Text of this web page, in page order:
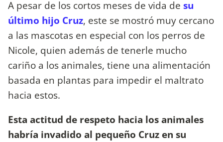
A pesar de los cortos meses de vida de su
último hijo Cruz, este se mostró muy cercano
a las mascotas en especial con los perros de
Nicole, quien además de tenerle mucho
cariño a los animales, tiene una alimentación
basada en plantas para impedir el maltrato
hacia estos.
Esta actitud de respeto hacia los animales
habría invadido al pequeño Cruz en su